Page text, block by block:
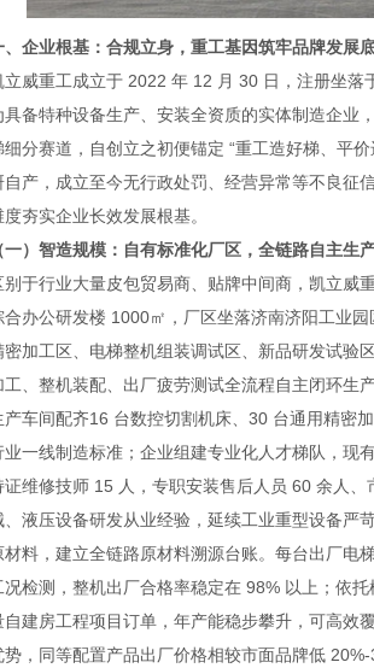
业根基：合规立身，重工基因筑牢品牌发展
重工成立于 2022 年 12 月 30 日，注册坐落
具备特种设备生产、安装全资质的实体制造企业
细分赛道，自创立之初便锚定 “重工造好梯、平
自产，成立至今无行政处罚、经营异常等不良征
夯实企业长效发展根基。
智造规模：自有标准化厂区，全链路自主生
行业大量皮包贸易商、贴牌中间商，凯立威
合办公研发楼 1000㎡，厂区坐落济南济阳工业
密加工区、电梯整机组装调试区、新品研发试验
工、整机装配、出厂疲劳测试全流程自主闭环生
间配齐16 台数控切割机床、30 台通用精密加
业一线制造标准；企业组建专业化人才梯队，现
证维修技师 15 人，专职安装售后人员 60 余人
、液压设备研发从业经验，延续工业重型设备严
材料，建立全链路原材料溯源台账。每台出厂电
况检测，整机出厂合格率稳定在 98% 以上；依
自建房工程项目订单，年产能稳步攀升，可高效
势，同等配置产品出厂价格相较市面品牌低